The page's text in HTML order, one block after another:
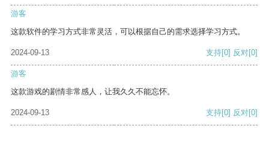
游客
这款软件的学习方式非常灵活，可以根据自己的需求选择学习方式。
2024-09-13 支持[0] 反对[0]
游客
这款游戏的剧情非常感人，让我久久不能忘怀。
2024-09-13 支持[0] 反对[0]